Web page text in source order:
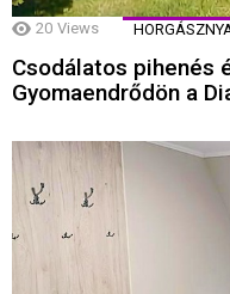
20 Views
Csodálatos pihenés
Gyomaendrődön a